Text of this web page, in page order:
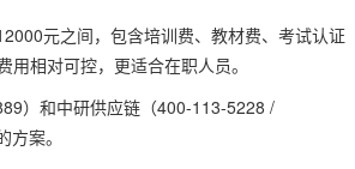
元之间，包含培训费、教材费、考试认证
相对可控，更适合在职人员。
）和中研供应链（400-113-5228 /
案。